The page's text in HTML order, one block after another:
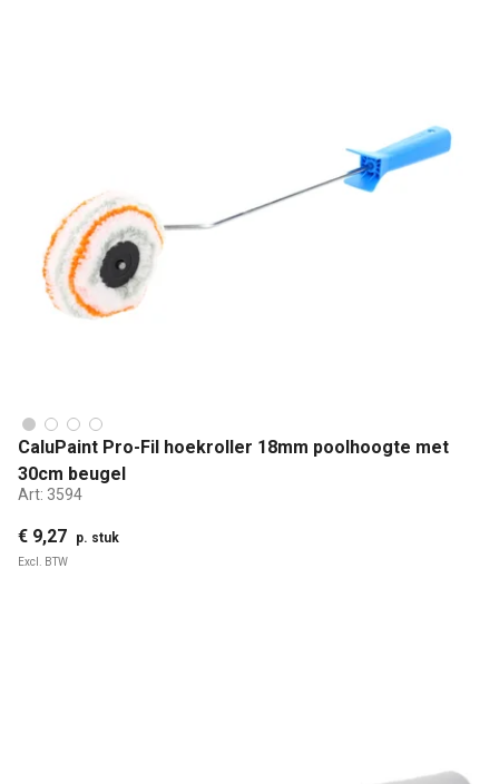
CaluPaint Pro-Fil hoekroller 18mm poolhoogte met
30cm beugel
Art: 3594
€ 9,27 p. stuk
Excl. BTW